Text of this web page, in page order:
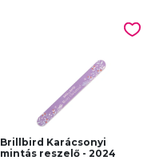
Brillbird Karácsonyi
mintás reszelő - 2024